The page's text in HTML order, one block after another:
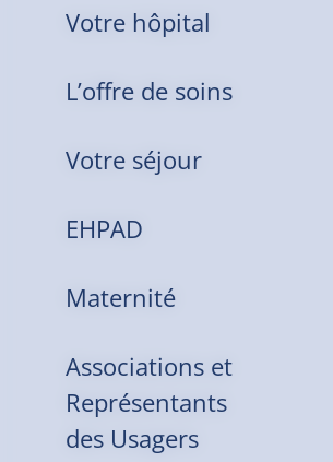
Votre hôpital
L’offre de soins
Votre séjour
EHPAD
Maternité
Associations et
Représentants
des Usagers